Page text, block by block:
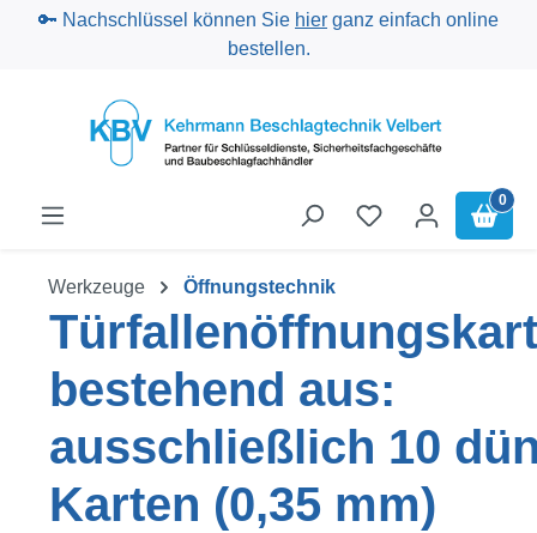
Zum Hauptinhalt springen
🔑 Nachschlüssel können Sie hier ganz einfach online
bestellen.
0
Werkzeuge Öffnungstechnik
bestehend aus:
ausschließlich 10
Karten (0,35 mm)